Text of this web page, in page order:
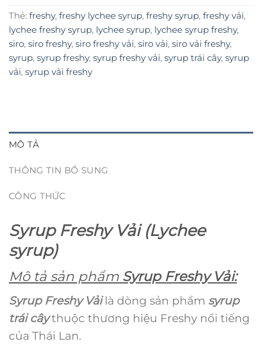
Thẻ: freshy, freshy lychee syrup, freshy syrup, freshy vải,
lychee freshy syrup, lychee syrup, lychee syrup freshy,
siro, siro freshy, siro freshy vải, siro vải, siro vải freshy,
syrup, syrup freshy, syrup freshy vải, syrup trái cây, syrup
vải, syrup vải freshy
MÔ TẢ
THÔNG TIN BỔ SUNG
CÔNG THỨC
Syrup Freshy Vải (Lychee
syrup)
Mô tả sản phẩm Syrup Freshy Vải:
Syrup Freshy Vảilà dòng sản phẩm syrup
trái câythuộc thương hiệu Freshy nổi tiếng
của Thái Lan.